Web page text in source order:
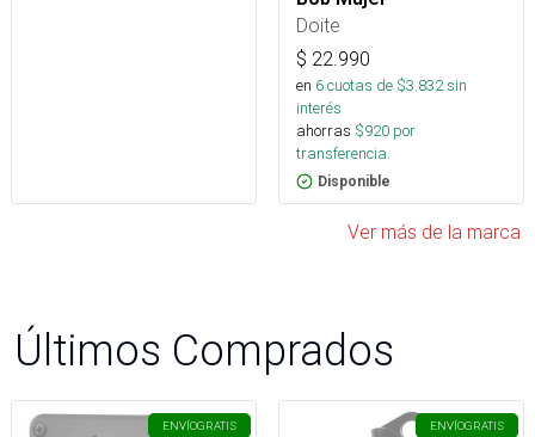
Doite
$ 22.990
en 6cuotas de $3.832sin
interés
ahorras $920 por
transferencia.
Disponible
Ver más de la marca
Últimos Comprados
ENVÍOGRATIS ENVÍOGRATIS